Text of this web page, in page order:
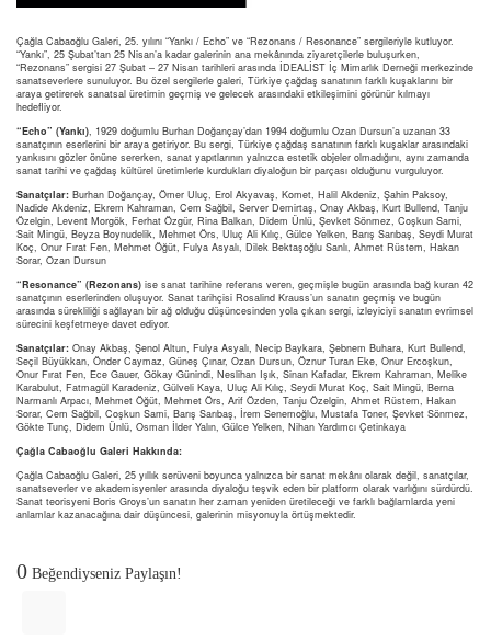
Çağla Cabaoğlu Galeri, 25. yılını “Yankı / Echo” ve “Rezonans / Resonance” sergileriyle kutluyor.
“Yankı”, 25 Şubat’tan 25 Nisan’a kadar galerinin ana mekânında ziyaretçilerle buluşurken,
“Rezonans” sergisi 27 Şubat – 27 Nisan tarihleri arasında İDEALİST İç Mimarlık Derneği merkezinde
sanatseverlere sunuluyor. Bu özel sergilerle galeri, Türkiye çağdaş sanatının farklı kuşaklarını bir
araya getirerek sanatsal üretimin geçmiş ve gelecek arasındaki etkileşimini görünür kılmayı
hedefliyor.
“Echo” (Yankı), 1929 doğumlu Burhan Doğançay’dan 1994 doğumlu Ozan Dursun’a uzanan 33
sanatçının eserlerini bir araya getiriyor. Bu sergi, Türkiye çağdaş sanatının farklı kuşaklar arasındaki
yankısını gözler önüne sererken, sanat yapıtlarının yalnızca estetik objeler olmadığını, aynı zamanda
sanat tarihi ve çağdaş kültürel üretimlerle kurdukları diyaloğun bir parçası olduğunu vurguluyor.
Sanatçılar: Burhan Doğançay, Ömer Uluç, Erol Akyavaş, Komet, Halil Akdeniz, Şahin Paksoy,
Nadide Akdeniz, Ekrem Kahraman, Cem Sağbil, Server Demirtaş, Onay Akbaş, Kurt Bullend, Tanju
Özelgin, Levent Morgök, Ferhat Özgür, Rina Balkan, Didem Ünlü, Şevket Sönmez, Coşkun Sami,
Sait Mingü, Beyza Boynudelik, Mehmet Örs, Uluç Ali Kılıç, Gülce Yelken, Barış Sarıbaş, Seydi Murat
Koç, Onur Fırat Fen, Mehmet Öğüt, Fulya Asyalı, Dilek Bektaşoğlu Sanlı, Ahmet Rüstem, Hakan
Sorar, Ozan Dursun
“Resonance” (Rezonans) ise sanat tarihine referans veren, geçmişle bugün arasında bağ kuran 42
sanatçının eserlerinden oluşuyor. Sanat tarihçisi Rosalind Krauss’un sanatın geçmiş ve bugün
arasında sürekliliği sağlayan bir ağ olduğu düşüncesinden yola çıkan sergi, izleyiciyi sanatın evrimsel
sürecini keşfetmeye davet ediyor.
Sanatçılar: Onay Akbaş, Şenol Altun, Fulya Asyalı, Necip Baykara, Şebnem Buhara, Kurt Bullend,
Seçil Büyükkan, Önder Caymaz, Güneş Çınar, Ozan Dursun, Öznur Turan Eke, Onur Ercoşkun,
Onur Fırat Fen, Ece Gauer, Gökay Günindi, Neslihan Işık, Sinan Kafadar, Ekrem Kahraman, Melike
Karabulut, Fatmagül Karadeniz, Gülveli Kaya, Uluç Ali Kılıç, Seydi Murat Koç, Sait Mingü, Berna
Narmanlı Arpacı, Mehmet Öğüt, Mehmet Örs, Arif Özden, Tanju Özelgin, Ahmet Rüstem, Hakan
Sorar, Cem Sağbil, Coşkun Sami, Barış Sarıbaş, İrem Senemoğlu, Mustafa Toner, Şevket Sönmez,
Gökte Tunç, Didem Ünlü, Osman İlder Yalın, Gülce Yelken, Nihan Yardımcı Çetinkaya
Çağla Cabaoğlu Galeri Hakkında:
Çağla Cabaoğlu Galeri, 25 yıllık serüveni boyunca yalnızca bir sanat mekânı olarak değil, sanatçılar,
sanatseverler ve akademisyenler arasında diyaloğu teşvik eden bir platform olarak varlığını sürdürdü.
Sanat teorisyeni Boris Groys’un sanatın her zaman yeniden üretileceği ve farklı bağlamlarda yeni
anlamlar kazanacağına dair düşüncesi, galerinin misyonuyla örtüşmektedir.
0 Beğendiyseniz Paylaşın!